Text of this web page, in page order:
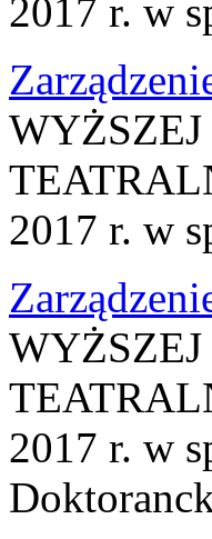
2017 r. w
2017 r. w
2017 r. w